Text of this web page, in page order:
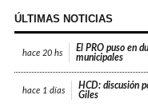
ÚLTIMAS NOTICIAS
hace 20 hs
El PRO puso en
municipales
hace 1 días
HCD: discusión
Giles